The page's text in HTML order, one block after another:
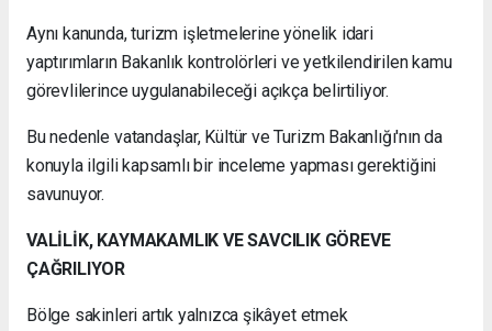
Aynı kanunda, turizm işletmelerine yönelik idari
yaptırımların Bakanlık kontrolörleri ve yetkilendirilen kamu
görevlilerince uygulanabileceği açıkça belirtiliyor.
Bu nedenle vatandaşlar, Kültür ve Turizm Bakanlığı'nın da
konuyla ilgili kapsamlı bir inceleme yapması gerektiğini
savunuyor.
VALİLİK, KAYMAKAMLIK VE SAVCILIK GÖREVE
ÇAĞRILIYOR
Bölge sakinleri artık yalnızca şikâyet etmek